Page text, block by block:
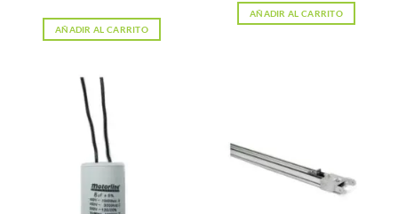
AÑADIR AL CARRITO
AÑADIR AL CARRITO